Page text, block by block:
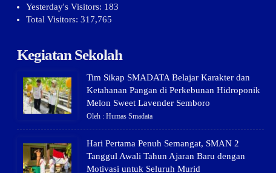
Yesterday's Visitors: 183
Total Visitors: 317,765
Kegiatan Sekolah
Tim Sikap SMADATA Belajar Karakter dan
Ketahanan Pangan di Perkebunan Hidroponik
Melon Sweet Lavender Semboro
Oleh : Humas Smadata
Hari Pertama Penuh Semangat, SMAN 2
Tanggul Awali Tahun Ajaran Baru dengan
Motivasi untuk Seluruh Murid